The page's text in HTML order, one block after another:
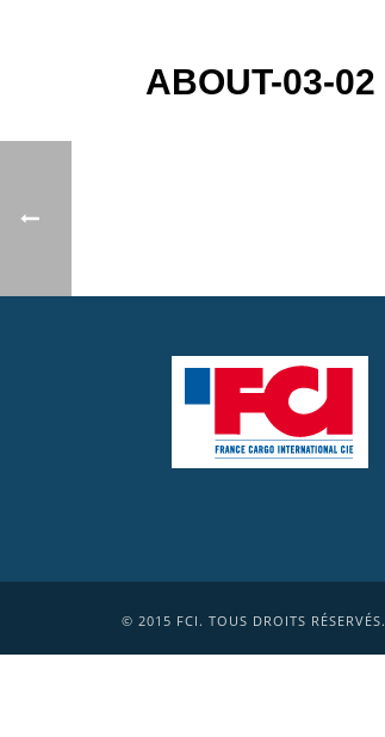
ABOUT-03-02
© 2015 FCI. TOUS DROITS RÉSERVÉS.